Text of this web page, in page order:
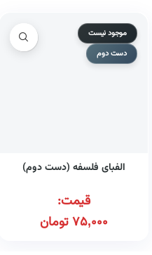
موجود نیست
دست دوم
الفبای فلسفه (دست دوم)
قیمت:
75,000تومان